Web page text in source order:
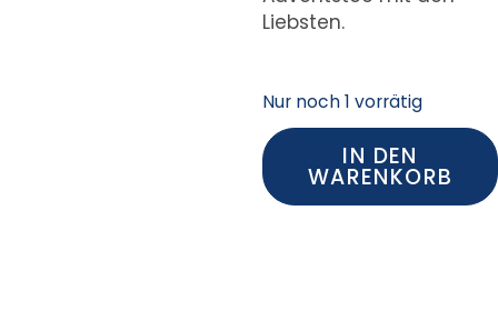
Liebsten.
Nur noch 1 vorrätig
IN DEN
WARENKORB